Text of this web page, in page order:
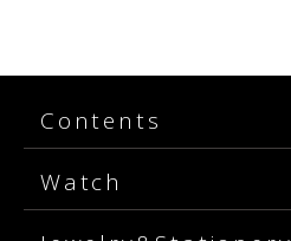
Contents
Watch